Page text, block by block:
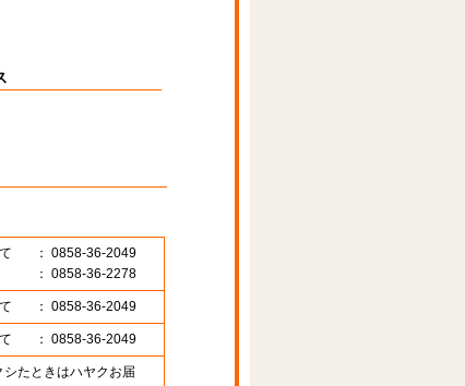
： 0858-36-2049
： 0858-36-2278
： 0858-36-2049
： 0858-36-2049
たときはハヤクお届